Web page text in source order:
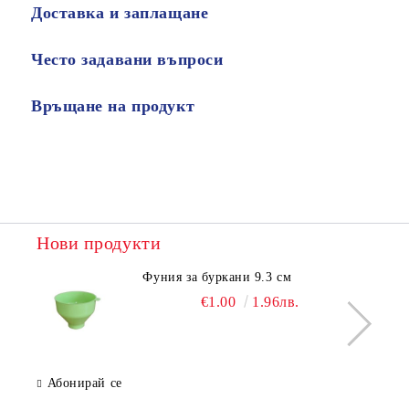
Доставка и заплащане
Често задавани въпроси
Връщане на продукт
Нови продукти
Фуния за буркани 9.3 см
€1.00 1.96лв.
Абонирай се